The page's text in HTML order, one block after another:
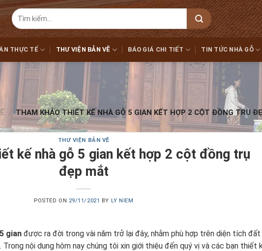
Tìm
kiếm:
THỰC TẾ THƯ VIỆN BẢN VẼ BÁO GIÁ CHI TIẾT TIN TỨC NHÀ GỖ
/ THAM KHẢO THIẾT KẾ NHÀ GỖ 5 GIAN KẾT HỢP 2 CỘT ĐỒNG TRỤ
THƯ VIỆN BẢN VẼ
kế nhà gỗ 5 gian kết hợp 2 cột đồng trụ
đẹp mắt
POSTED ON 29/11/2021 BY LY NIEM
gian được ra đời trong vài năm trở lại đây, nhằm phù hợp trên diện tích đất
Trong nội dung hôm nay chúng tôi xin giới thiệu đến quý vị và các bạn thiết